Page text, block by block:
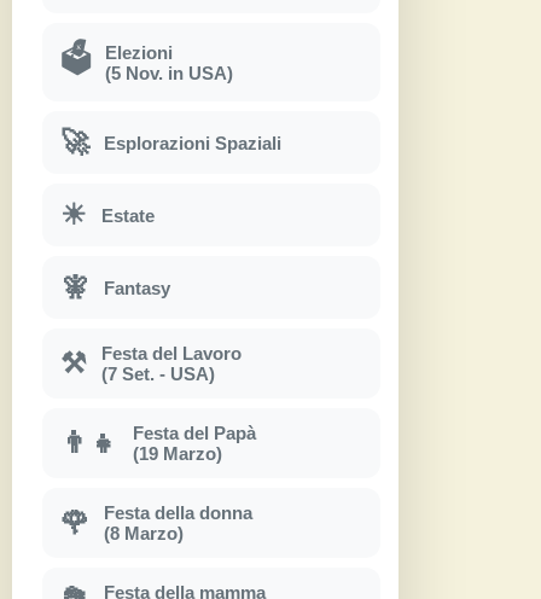
🗳
Elezioni
(5 Nov. in USA)
🚀 Esplorazioni Spaziali
☀ Estate
🧚 Fantasy
⚒
Festa del Lavoro
(7 Set. - USA)
👨‍👧
Festa del Papà
(19 Marzo)
🌹
Festa della donna
(8 Marzo)
Festa della mamma